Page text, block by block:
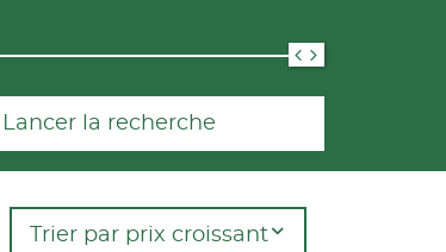
Lancer la recherche
Trier par prix croissant